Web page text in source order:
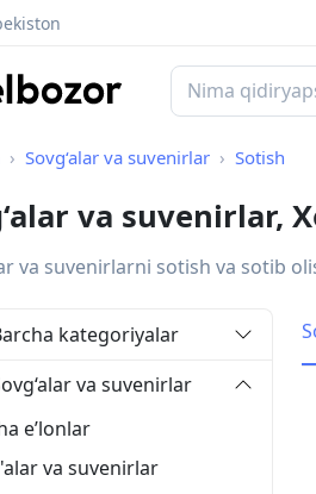
Sovg‘alar va suvenirlar Sotish
va suvenirlar,
va suvenirlarni sotish va sotib
kategoriyalar
va suvenirlar
eʼlonlar
va suvenirlar